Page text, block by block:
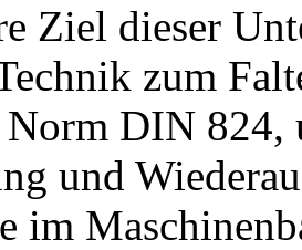
Ziel dieser
zum
Norm DIN 824,
und
im